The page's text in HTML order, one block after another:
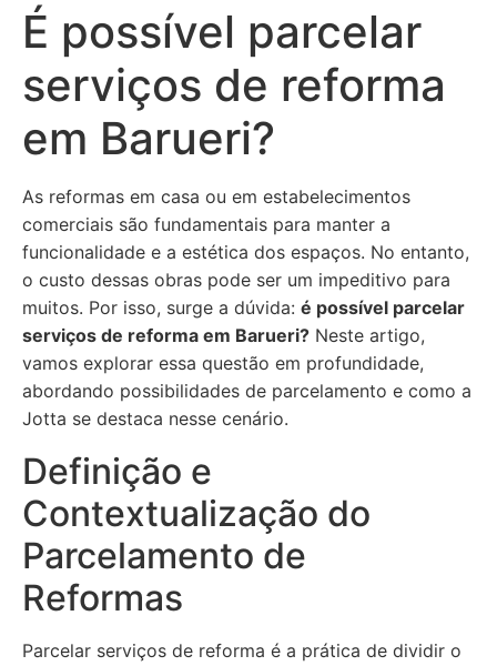
É possível parcelar
serviços de reforma
em Barueri?
As reformas em casa ou em estabelecimentos
comerciais são fundamentais para manter a
funcionalidade e a estética dos espaços. No entanto,
o custo dessas obras pode ser um impeditivo para
muitos. Por isso, surge a dúvida: é possível parcelar
serviços de reforma em Barueri? Neste artigo,
vamos explorar essa questão em profundidade,
abordando possibilidades de parcelamento e como a
Jotta se destaca nesse cenário.
Definição e
Contextualização do
Parcelamento de
Reformas
Parcelar serviços de reforma é a prática de dividir o